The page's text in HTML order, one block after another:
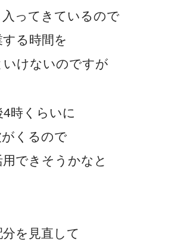
ってきているので
る時間を
けないのですが
時くらいに
くるので
できそうかなと
を見直して